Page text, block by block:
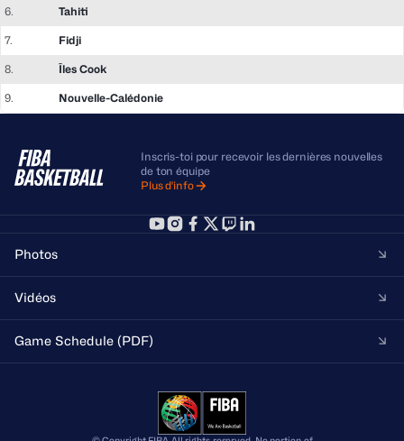
6. Tahiti
7. Fidji
8. Îles Cook
9. Nouvelle-Calédonie
Inscris-toi pour recevoir les dernières nouvelles
de ton équipe
Plus d'info
Photos
Vidéos
Game Schedule (PDF)